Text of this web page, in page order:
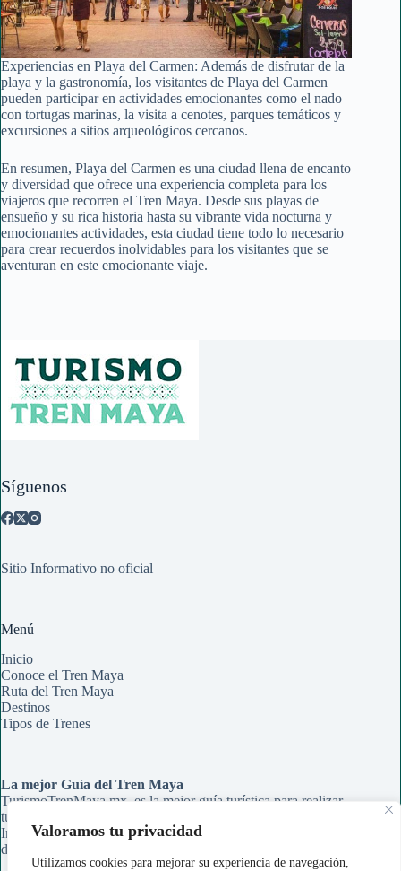
Valoramos tu privacidad
Utilizamos cookies para mejorar su experiencia de navegación,
Experiencias en Playa del Carmen: Además de disfrutar de la
playa y la gastronomía, los visitantes de Playa del Carmen
pueden participar en actividades emocionantes como el nado
con tortugas marinas, la visita a cenotes, parques temáticos y
excursiones a sitios arqueológicos cercanos.
En resumen, Playa del Carmen es una ciudad llena de encanto
y diversidad que ofrece una experiencia completa para los
viajeros que recorren el Tren Maya. Desde sus playas de
ensueño y su rica historia hasta su vibrante vida nocturna y
emocionantes actividades, esta ciudad tiene todo lo necesario
para crear recuerdos inolvidables para los visitantes que se
aventuran en este emocionante viaje.
Síguenos
Sitio Informativo no oficial
Menú
Inicio
Conoce el Tren Maya
Ruta del Tren Maya
Destinos
Tipos de Trenes
La mejor Guía del Tren Maya
TurismoTrenMaya.mx, es la mejor guía turística para realizar
tu recorrido en el Tren Maya. Aqui encontrarás Rutas,
Información de Estaciones y Paraderos, Guías de Información
de cada ciudad y Tips para organizar tu viaje.